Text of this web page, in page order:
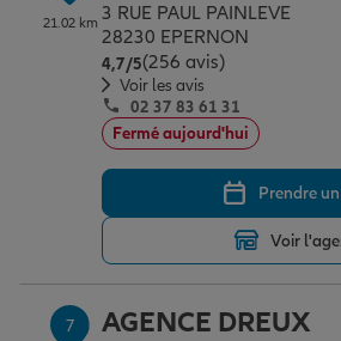
21.02 km 3 RUE PAUL PAINLEVE
28230 EPERNON
4,7/5Note de 4.7 sur 5
(256 avis)
Voir les avis
02 37 83 61 31
Fermé aujourd'hui
Prendre
Voir
7 AGENCE DREUX